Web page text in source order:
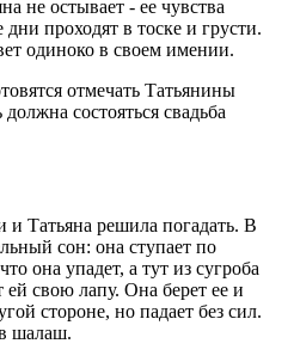
не остывает - ее чувства
проходят в тоске и грусти.
одиноко в своем имении.
отмечать Татьянины
состояться свадьба
и Татьяна решила погадать. В
сон: она ступает по
она упадет, а тут из сугроба
ей свою лапу. Она берет ее и
стороне, но падает без сил.
шалаш.